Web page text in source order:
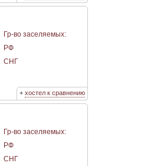
Гр-во заселяемых:
РФ
СНГ
+ хостел к сравнению
Гр-во заселяемых:
РФ
СНГ